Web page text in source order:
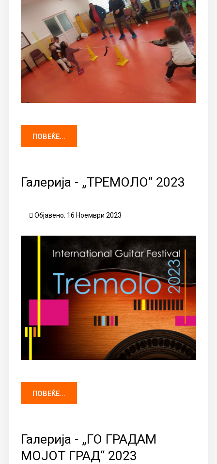
ПОВЕЌЕ...
Галерија - „ТРЕМОЛО“ 2023
Објавено: 16 Ноември 2023
ПОВЕЌЕ...
Галерија - „ГО ГРАДАМ
МОЈОТ ГРАД“ 2023